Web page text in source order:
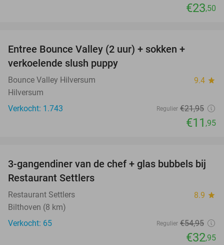
€23,50
Entree Bounce Valley (2 uur) + sokken +
verkoelende slush puppy
Bounce Valley Hilversum 9.4 star
Hilversum
Verkocht: 1.743
Regulier €21,95
€11 ,95
40%
3-gangendiner van de chef + glas bubbels bij
Restaurant Settlers
Restaurant Settlers 8.9 star
Bilthoven (8 km)
Verkocht: 65
Regulier €54,95
€32,95